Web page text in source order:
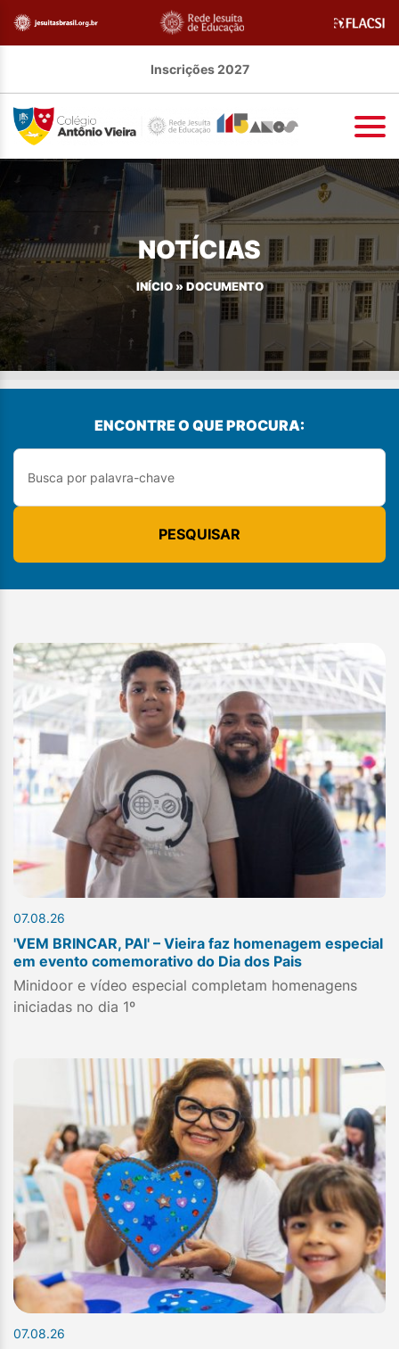
Inscrições 2027
NOTÍCIAS
INÍCIO» DOCUMENTO
ENCONTRE O QUE PROCURA:
PESQUISAR
07.08.26
'VEM BRINCAR, PAI' – Vieira faz homenagem especial
em evento comemorativo do Dia dos Pais
Minidoor e vídeo especial completam homenagens
iniciadas no dia 1º
07.08.26